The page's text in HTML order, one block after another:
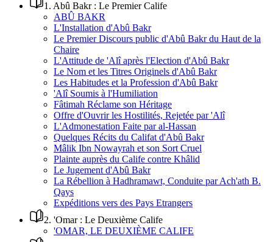
1 . Abû Bakr : Le Premier Calife
ABÛ BAKR
L'Installation d'Abû Bakr
Le Premier Discours public d'Abû Bakr du Haut de la
Chaire
L'Attitude de 'Alî après l'Election d'Abû Bakr
Le Nom et les Titres Originels d'Abû Bakr
Les Habitudes et la Profession d'Abû Bakr
'Alî Soumis à l'Humiliation
Fâtimah Réclame son Héritage
Offre d'Ouvrir les Hostilités, Rejetée par 'Alî
L'Admonestation Faite par al-Hassan
Quelques Récits du Califat d'Abû Bakr
Mâlik Ibn Nowayrah et son Sort Cruel
Plainte auprès du Calife contre Khâlid
Le Jugement d'Abû Bakr
La Rébellion à Hadhramawt, Conduite par Ach'ath B.
Qays
Expéditions vers des Pays Etrangers
2. 'Omar : Le Deuxième Calife
'OMAR, LE DEUXIÈME CALIFE